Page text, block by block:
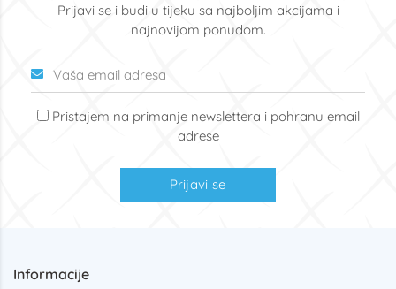
Prijavi se i budi u tijeku sa najboljim akcijama i
najnovijom ponudom.
Pristajem na primanje newslettera i pohranu email
adrese
Prijavi se
Informacije